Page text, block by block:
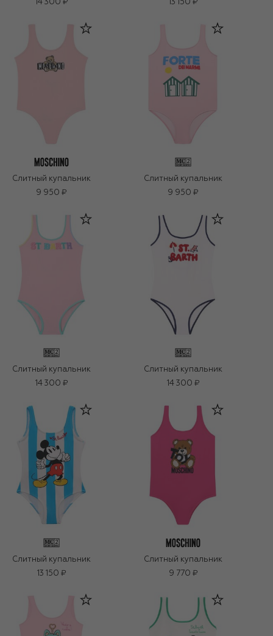
14 300 ₽ 13 150 ₽
Слитный купальник
9 950 ₽
Слитный купальник
9 950 ₽
Слитный купальник
14 300 ₽
Слитный купальник
14 300 ₽
Слитный купальник
13 150 ₽
Слитный купальник
9 770 ₽